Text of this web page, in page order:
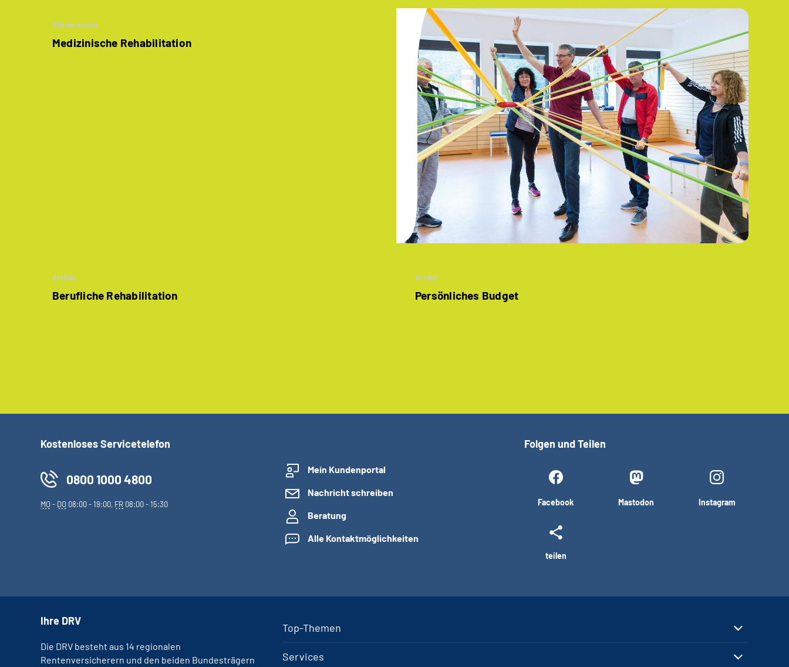
Themenseite
Medizinische Rehabilitation
Artikel
Berufliche Rehabilitation
Artikel
Persönliches Budget
Kostenloses Servicetelefon
0800 1000 4800
MO- DO 08:00 - 19:00, FR 08:00 - 15:30
Mein Kundenportal
Nachricht schreiben
Beratung
Alle Kontaktmöglichkeiten
Folgen und Teilen
Facebook Mastodon Instagram
teilen
Top-Themen
Services
Ihre DRV
Die DRV besteht aus 14 regionalen
Rentenversicherern und den beiden Bundesträgern